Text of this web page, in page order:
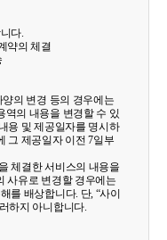
다.
약의 체결
의 변경 등의 경우에는
역의 내용을 변경할 수 있
용 및 제공일자를 명시하
그 제공일자 이전 7일부
체결한 서비스의 내용을
사유로 변경할 경우에는
를 배상합니다. 단, “사이
하지 아니합니다.